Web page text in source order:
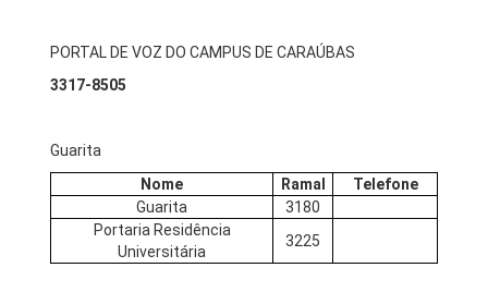
PORTAL DE VOZ DO CAMPUS DE CARAÚBAS
3317-8505
Guarita
Nome
Ramal
Telefone
Guarita
3180
Portaria Residência
Universitária
3225